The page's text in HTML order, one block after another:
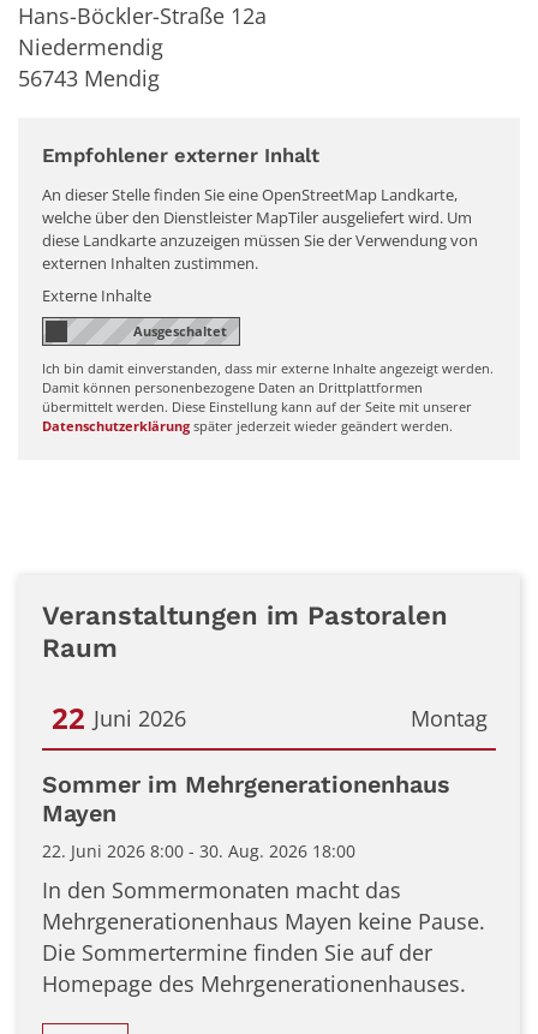
Hans-Böckler-Straße 12a
Niedermendig
56743 Mendig
Empfohlener externer Inhalt
An dieser Stelle finden Sie eine OpenStreetMap Landkarte,
welche über den Dienstleister MapTiler ausgeliefert wird. Um
diese Landkarte anzuzeigen müssen Sie der Verwendung von
externen Inhalten zustimmen.
Externe Inhalte
Ich bin damit einverstanden, dass mir externe Inhalte angezeigt werden.
Damit können personenbezogene Daten an Drittplattformen
übermittelt werden. Diese Einstellung kann auf der Seite mit unserer
Datenschutzerklärung später jederzeit wieder geändert werden.
Veranstaltungen im Pastoralen
Raum
Montag
22 Juni 2026
Datum: 22. Juni 2026
Sommer im Mehrgenerationenhaus
Mayen
22. Juni 2026 8:00 - 30. Aug. 2026 18:00
In den Sommermonaten macht das
Mehrgenerationenhaus Mayen keine Pause.
Die Sommertermine finden Sie auf der
Homepage des Mehrgenerationenhauses.